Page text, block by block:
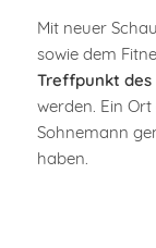
Mit neuer
sowie dem
Treffpunkt des
werden. Ein
Sohnemann
haben.